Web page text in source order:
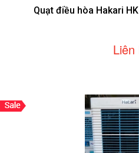
Quạt điều hòa Hakari
Liên